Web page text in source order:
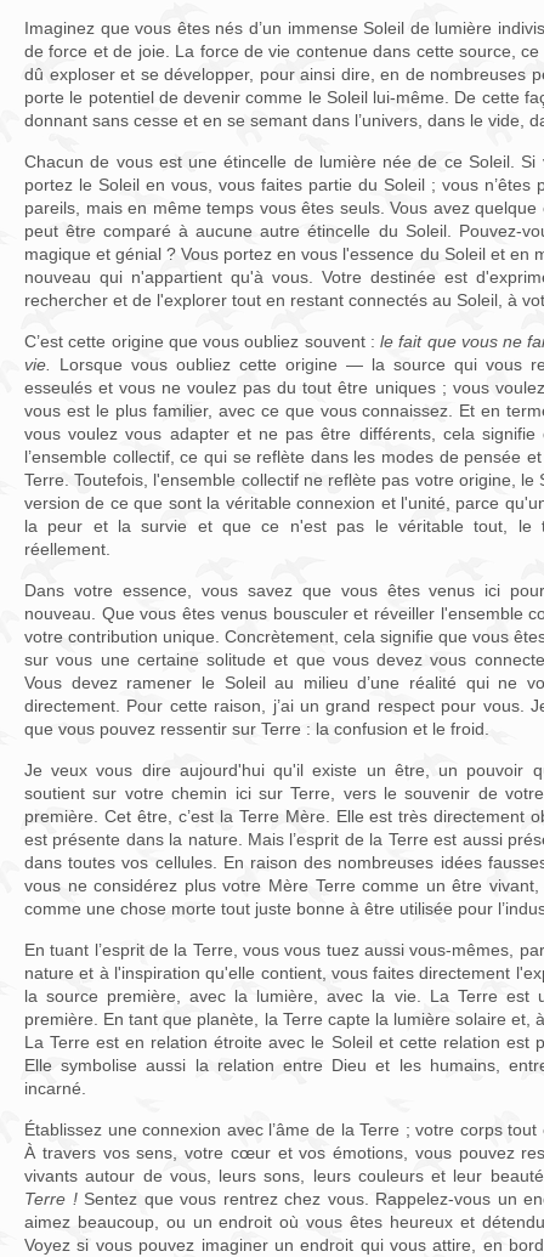
Imaginez que vous êtes nés d’un immense Soleil de lumière
de force et de joie. La force de vie contenue dans cette source,
dû exploser et se développer, pour ainsi dire, en de nombreuses
porte le potentiel de devenir comme le Soleil lui-même. De cette
donnant sans cesse et en se semant dans l’univers, dans le vide,
Chacun de vous est une étincelle de lumière née de ce Soleil.
portez le Soleil en vous, vous faites partie du Soleil ; vous n’êtes
pareils, mais en même temps vous êtes seuls. Vous avez
peut être comparé à aucune autre étincelle du Soleil. Pouvez-
magique et génial ? Vous portez en vous l'essence du Soleil et en
nouveau qui n'appartient qu'à vous. Votre destinée est
rechercher et de l'explorer tout en restant connectés au Soleil, à
C’est cette origine que vous oubliez souvent :le fait que vous ne
vie.
Lorsque vous oubliez cette origine — la source qui vous
esseulés et vous ne voulez pas du tout être uniques ; vous
vous est le plus familier, avec ce que vous connaissez. Et en
vous voulez vous adapter et ne pas être différents, cela
l’ensemble collectif, ce qui se reflète dans les modes de pensée
Terre. Toutefois, l'ensemble collectif ne reflète pas votre origine, le
version de ce que sont la véritable connexion et l'unité, parce
la peur et la survie et que ce n'est pas le véritable tout, le
réellement.
Dans votre essence, vous savez que vous êtes venus ici
nouveau. Que vous êtes venus bousculer et réveiller l'ensemble
votre contribution unique. Concrètement, cela signifie que vous
sur vous une certaine solitude et que vous devez vous
Vous devez ramener le Soleil au milieu d’une réalité qui ne
directement. Pour cette raison, j’ai un grand respect pour vous.
que vous pouvez ressentir sur Terre : la confusion et le froid.
Je veux vous dire aujourd'hui qu'il existe un être, un pouvoir
soutient sur votre chemin ici sur Terre, vers le souvenir de
première. Cet être, c’est la Terre Mère. Elle est très directement
est présente dans la nature. Mais l’esprit de la Terre est aussi
dans toutes vos cellules. En raison des nombreuses idées
vous ne considérez plus votre Mère Terre comme un être
comme une chose morte tout juste bonne à être utilisée pour
En tuant l’esprit de la Terre, vous vous tuez aussi vous-mêmes,
nature et à l'inspiration qu'elle contient, vous faites directement
la source première, avec la lumière, avec la vie. La Terre est
première. En tant que planète, la Terre capte la lumière solaire et,
La Terre est en relation étroite avec le Soleil et cette relation est
Elle symbolise aussi la relation entre Dieu et les humains,
incarné.
Établissez une connexion avec l’âme de la Terre ; votre corps
À travers vos sens, votre cœur et vos émotions, vous pouvez
vivants autour de vous, leurs sons, leurs couleurs et leur
Terre !Sentez que vous rentrez chez vous. Rappelez-vous un
aimez beaucoup, ou un endroit où vous êtes heureux et
Voyez si vous pouvez imaginer un endroit qui vous attire, en